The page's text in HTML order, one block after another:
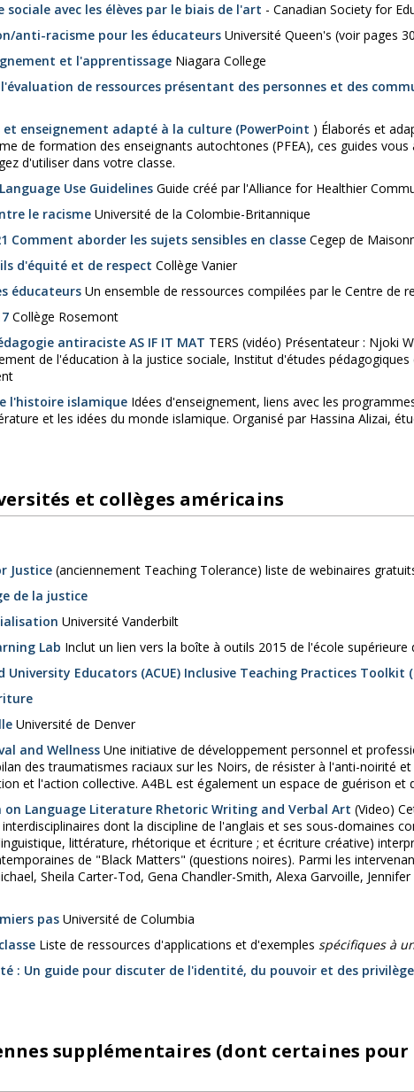
sociale avec les élèves par le biais de l'art - Canadian Society for
anti-racisme pour les éducateurs Université Queen's (voir pages
et l'apprentissage Niagara College
de ressources présentant des personnes et des
et enseignement adapté à la culture (PowerPoint ) Élaborés et
de formation des enseignants autochtones (PFEA), ces guides vous
d'utiliser dans votre classe.
Use Guidelines Guide créé par l'Alliance for Healthier
le racisme Université de la Colombie-Britannique
Comment aborder les sujets sensibles en classe Cegep de
d'équité et de respect Collège Vanier
éducateursUn ensemble de ressources compilées par le Centre de
Collège Rosemont
antiraciste AS IF IT MAT TERS (vidéo) Présentateur : Njoki
de l'éducation à la justice sociale, Institut d'études pédagogiques
l'histoire islamique Idées d'enseignement, liens avec les
et les idées du monde islamique. Organisé par Hassina Alizai,
et collèges américains
Justice (anciennement Teaching Tolerance) liste de webinaires
de la justice
Université Vanderbilt
Lab Inclut un lien vers la boîte à outils 2015 de l'école supérieure
Educators (ACUE) Inclusive Teaching Practices Toolkit
Université de Denver
and Wellness Une initiative de développement personnel et
des traumatismes raciaux sur les Noirs, de résister à l'anti-noirité
et l'action collective. A4BL est également un espace de guérison et
on Language Literature Rhetoric Writing and Verbal Art (Video)
dont la discipline de l'anglais et ses sous-domaines
littérature, rhétorique et écriture ; et écriture créative)
de "Black Matters" (questions noires). Parmi les
Sheila Carter-Tod, Gena Chandler-Smith, Alexa Garvoille,
pas Université de Columbia
Liste de ressources d'applications et d'exemplesspécifiques à
: Un guide pour discuter de l'identité, du pouvoir et des
supplémentaires (dont certaines